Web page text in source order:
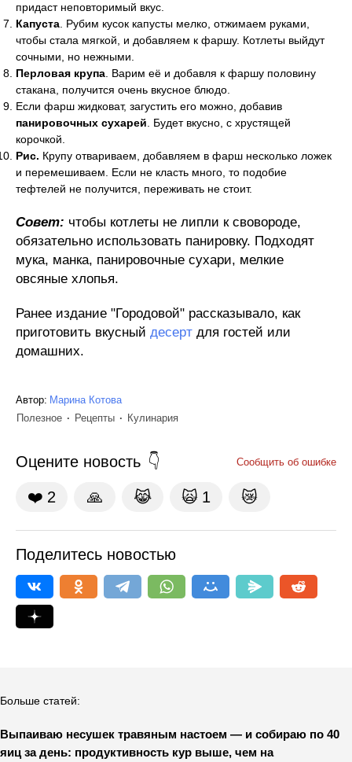
придаст неповторимый вкус.
Капуста . Рубим кусок капусты мелко, отжимаем руками,
чтобы стала мягкой, и добавляем к фаршу. Котлеты выйдут
сочными, но нежными.
Перловая крупа . Варим её и добавля к фаршу половину
стакана, получится очень вкусное блюдо.
Если фарш жидковат, загустить его можно, добавив
панировочных сухарей . Будет вкусно, с хрустящей
корочкой.
Рис. Крупу отвариваем, добавляем в фарш несколько ложек
и перемешиваем. Если не класть много, то подобие
тефтелей не получится, переживать не стоит.
Совет: чтобы котлеты не липли к свовороде,
обязательно использовать панировку. Подходят
мука, манка, панировочные сухари, мелкие
овсяные хлопья.
Ранее издание "Городовой" рассказывало, как
приготовить вкусный десерт для гостей или
домашних.
Автор: Марина Котова
Полезное
Рецепты Кулинария
Оцените новость Сообщить об ошибке
❤️ 2 🙏 😹 🙀 1 😿
Поделитесь новостью
Больше статей:
Выпаиваю несушек травяным настоем — и собираю по 40
яиц за день: продуктивность кур выше, чем на